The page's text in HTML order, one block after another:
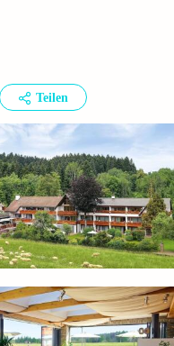
Teilen